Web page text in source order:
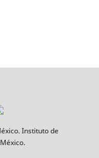
Instituto de